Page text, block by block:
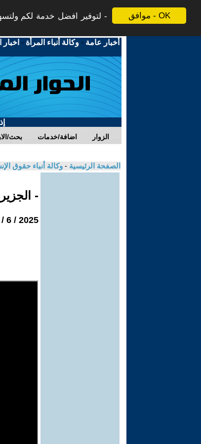
موافق - OK
لتوفير افضل خدمة لكم
أخبار عامة -وكالة أنباء المرأة -
بحث/ اضافة/خدمات الزوار
الصفحة الرئيسية - وكالة أنباء حقوق
-
2025 / 6 / 19